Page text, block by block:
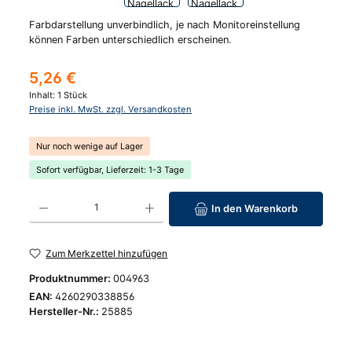
Farbdarstellung unverbindlich, je nach Monitoreinstellung
können Farben unterschiedlich erscheinen.
Regulärer Preis:
5,26 €
Inhalt: 1 Stück
Preise inkl. MwSt. zzgl. Versandkosten
Nur noch wenige auf Lager
Sofort verfügbar, Lieferzeit: 1-3 Tage
Produkt Anzahl: Gib den gewünschten Wert ein oder benutze die
In den Warenkorb
Zum Merkzettel hinzufügen
Produktnummer: 004963
EAN: 4260290338856
Hersteller-Nr.: 25885